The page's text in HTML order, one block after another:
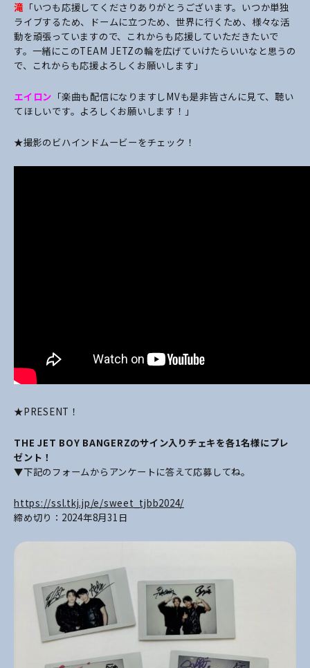
滝 「いつも応援してくださりありがとうございます。いつか単独
ライブするため、ドームに立つため、世界に行くため、様々な活
動を頑張っていますので、これからも応援していただきたいで
す。一緒にこのTEAM JETZの輪を広げていけたらいいなと思うの
で、これからも応援よろしくお願いします」
エイロン 「楽曲も配信になりますしMVも是非皆さんに見て、聴い
てほしいです。よろしくお願いします！」
★撮影のビハインドムービーをチェック！
★PRESENT！
THE JET BOY BANGERZのサイン入りチェキを各1名様にプレ
ゼント！
▼下記のフォームからアンケートに答えて応募してね。
https://ssl.tkj.jp/e/sweet_tjbb2024/
締め切り：2024年8月31日